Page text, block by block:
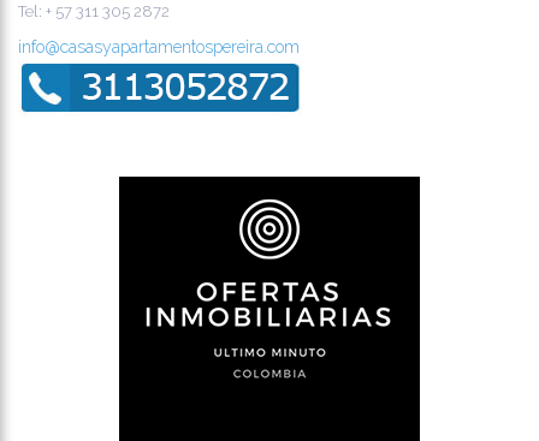
Tel: + 57 311 305 2872
info@casasyapartamentospereira.com